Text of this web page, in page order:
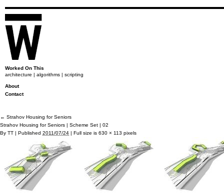
Worked On This
architecture | algorithms | scripting
About
Contact
← Strahov Housing for Seniors
Strahov Housing for Seniors | Scheme Set | 02
By TT | Published 2011/07/24 | Full size is 630 × 113 pixels